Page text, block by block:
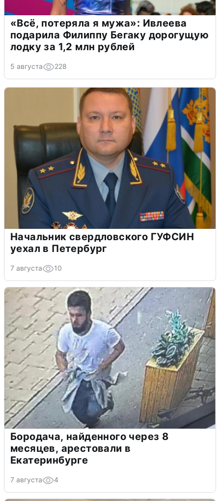
«Всё, потеряла я мужа»: Ивлеева
подарила Филиппу Бегаку дорогущую
лодку за 1,2 млн рублей
5 августа 228
Начальник свердловского ГУФСИН
уехал в Петербург
7 августа 10
Бородача, найденного через 8
месяцев, арестовали в
Екатеринбурге
7 августа 4